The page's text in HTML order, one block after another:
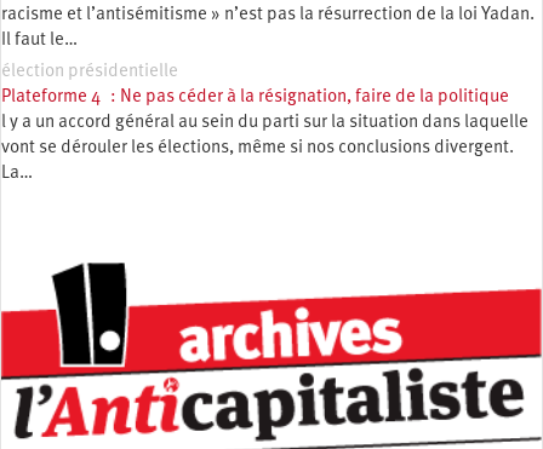
racisme et l’antisémitisme » n’est pas la résurrection de la loi Yadan.
Il faut le…
élection présidentielle
Plateforme 4 : Ne pas céder à la résignation, faire de la politique
l y a un accord général au sein du parti sur la situation dans laquelle
vont se dérouler les élections, même si nos conclusions divergent.
La…